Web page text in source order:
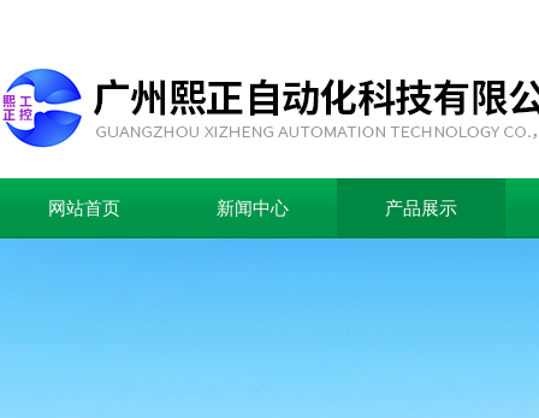
网站首页 新闻中心 产品展示